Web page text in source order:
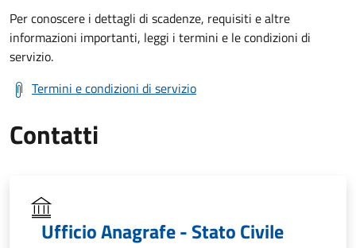
Per conoscere i dettagli di scadenze, requisiti e altre
informazioni importanti, leggi i termini e le condizioni di
servizio.
Termini e condizioni di servizio
Contatti
Ufficio Anagrafe - Stato Civile